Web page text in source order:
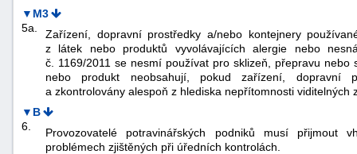
▼M3
5a.
Zařízení, dopravní prostředky a/nebo kontejnery
z látek nebo produktů vyvolávajících alergie nebo
č. 1169/2011 se nesmí používat pro sklizeň, přepravu
nebo produkt neobsahují, pokud zařízení, dopravní
a zkontrolovány alespoň z hlediska nepřítomnosti viditelných
▼B
6.
Provozovatelé potravinářských podniků musí přijmout
problémech zjištěných při úředních kontrolách.